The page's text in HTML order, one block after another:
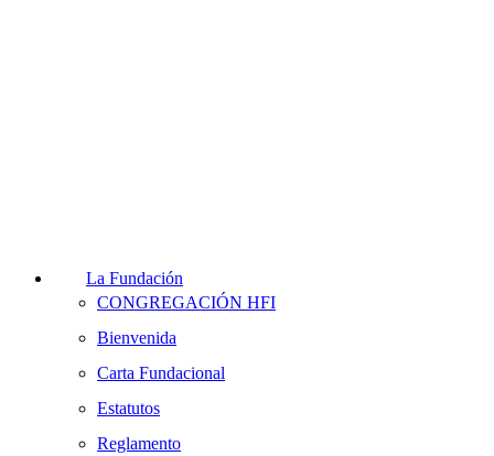
La Fundación
CONGREGACIÓN HFI
Bienvenida
Carta Fundacional
Estatutos
Reglamento